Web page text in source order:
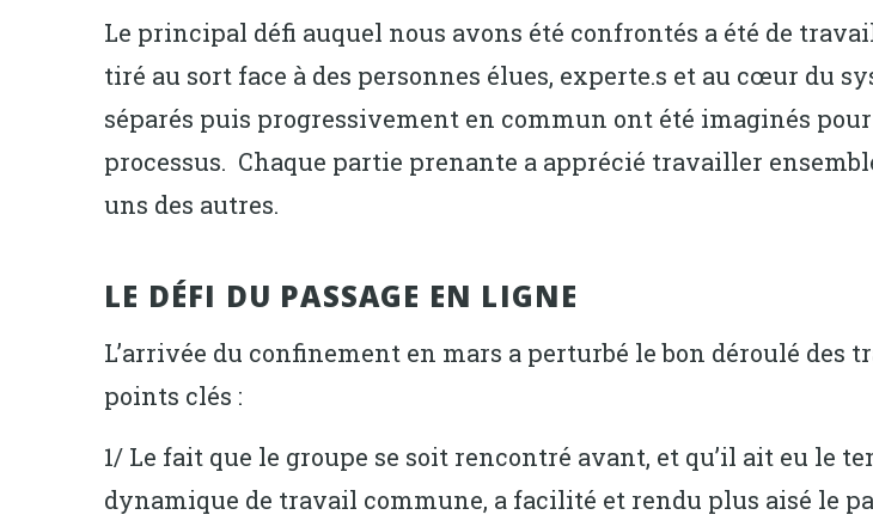
Le principal défi auquel nous avons été confrontés a été de
tiré au sort face à des personnes élues, experte.s et au cœur du
séparés puis progressivement en commun ont été imaginés
processus. Chaque partie prenante a apprécié travailler
uns des autres.
LE DÉFI DU PASSAGE EN LIGNE
L’arrivée du confinement en mars a perturbé le bon déroulé des
points clés :
1/ Le fait que le groupe se soit rencontré avant, et qu’il ait eu le
dynamique de travail commune, a facilité et rendu plus aisé le